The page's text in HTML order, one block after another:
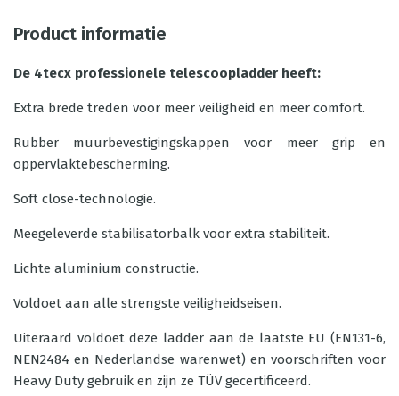
Product informatie
De 4tecx professionele telescoopladder heeft:
Extra brede treden voor meer veiligheid en meer comfort.
Rubber muurbevestigingskappen voor meer grip en
oppervlaktebescherming.
Soft close-technologie.
Meegeleverde stabilisatorbalk voor extra stabiliteit.
Lichte aluminium constructie.
Voldoet aan alle strengste veiligheidseisen.
Uiteraard voldoet deze ladder aan de laatste EU (EN131-6,
NEN2484 en Nederlandse warenwet) en voorschriften voor
Heavy Duty gebruik en zijn ze TÜV gecertificeerd.